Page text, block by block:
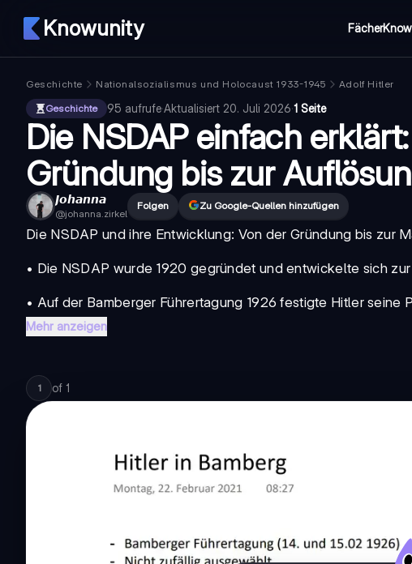
Knowunity Fächer
Geschichte Nationalsozialismus und Holocaust 1933-1945
Adolf Hitler
Geschichte
95 aufrufe·Aktualisiert 20. Juli 2026·1 Seite
Die NSDAP einfach
Gründung bis zur
𝙅𝙤𝙝𝙖𝙣𝙣𝙖
@johanna.zirkel
Folgen Zu Google-Quellen hinzufügen
Die NSDAP und ihre Entwicklung: Von der Gründung bis zur
• Die NSDAP wurde 1920 gegründet und entwickelte sich
• Auf der Bamberger Führertagung 1926 festigte Hitler seine
Mehr anzeigen
1 of 1